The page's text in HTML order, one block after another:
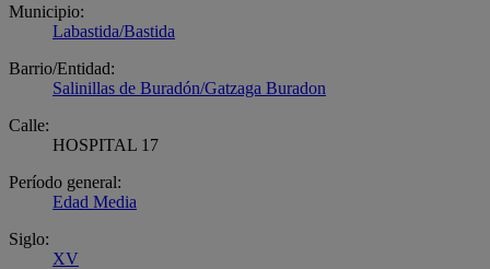
Municipio:
Labastida/Bastida
Barrio/Entidad:
Salinillas de Buradón/Gatzaga Buradon
Calle:
HOSPITAL 17
Período general:
Edad Media
Siglo:
XV